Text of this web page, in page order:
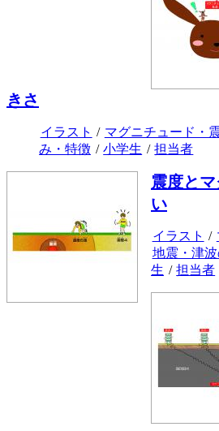
きさ
イラスト / マグニチュード・
み・特徴 / 小学生 / 担当者
震度と
い
イラスト /
地震・津
生 / 担当者